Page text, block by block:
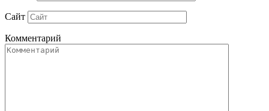
Сайт
Комментарий